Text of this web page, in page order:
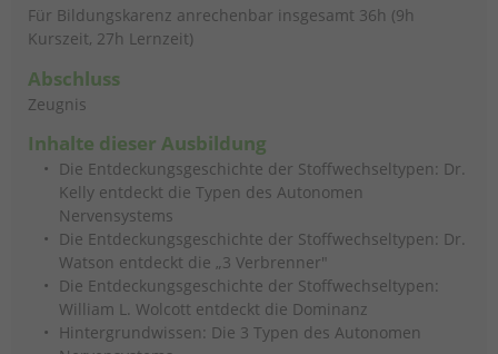
Für Bildungskarenz anrechenbar insgesamt 36h (9h
Kurszeit, 27h Lernzeit)
Abschluss
Zeugnis
Inhalte dieser Ausbildung
Die Entdeckungsgeschichte der Stoffwechseltypen: Dr.
Kelly entdeckt die Typen des Autonomen
Nervensystems
Die Entdeckungsgeschichte der Stoffwechseltypen: Dr.
Watson entdeckt die „3 Verbrenner"
Die Entdeckungsgeschichte der Stoffwechseltypen:
William L. Wolcott entdeckt die Dominanz
Hintergrundwissen: Die 3 Typen des Autonomen